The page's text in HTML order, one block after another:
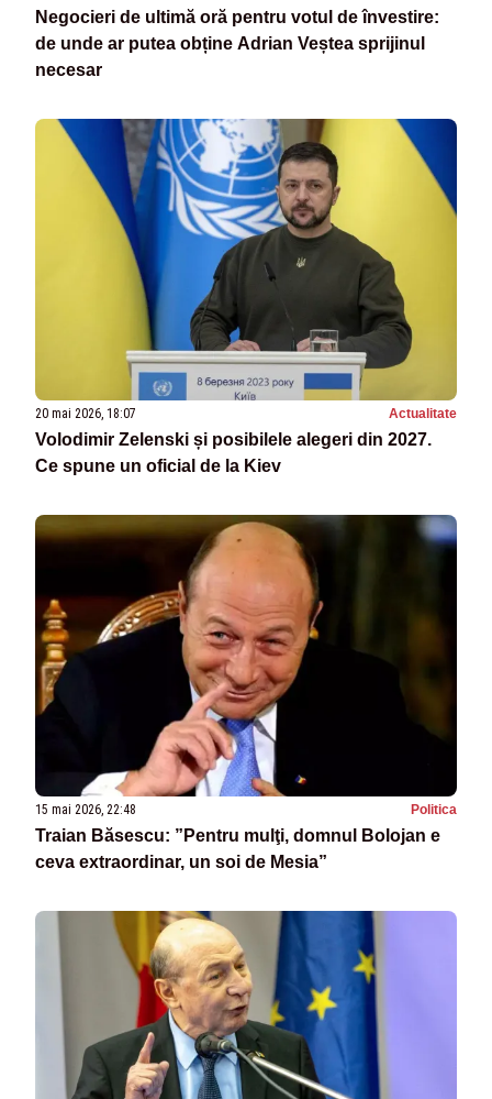
Negocieri de ultimă oră pentru votul de învestire:
de unde ar putea obține Adrian Veștea sprijinul
necesar
20 mai 2026, 18:07 Actualitate
Volodimir Zelenski și posibilele alegeri din 2027.
Ce spune un oficial de la Kiev
15 mai 2026, 22:48 Politica
Traian Băsescu: ”Pentru mulţi, domnul Bolojan e
ceva extraordinar, un soi de Mesia”